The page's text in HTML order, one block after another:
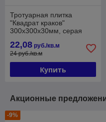
Тротуарная плитка
"Квадрат краков"
300х300х30мм, серая
22,08 руб./кв.м
24 руб./кв.м
Купить
Акционные
-9%